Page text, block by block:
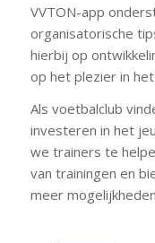
VVTON-app
organisatorische
hierbij op
op het plezier in
Als voetbalclub
investeren in het
we trainers te
van trainingen en
meer